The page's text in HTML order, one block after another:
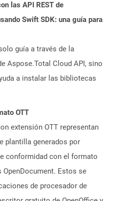
las API REST de
Swift SDK: una guía para
guía a través de la
Aspose.Total Cloud API, sino
a instalar las bibliotecas
OTT
extensión OTT representan
plantilla generados por
conformidad con el formato
OpenDocument. Estos se
de procesador de